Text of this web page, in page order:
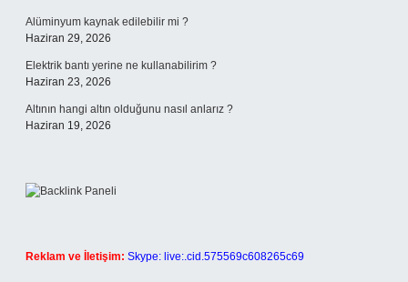
Alüminyum kaynak edilebilir mi ?
Haziran 29, 2026
Elektrik bantı yerine ne kullanabilirim ?
Haziran 23, 2026
Altının hangi altın olduğunu nasıl anlarız ?
Haziran 19, 2026
Reklam ve İletişim: Skype: live:.cid.575569c608265c69